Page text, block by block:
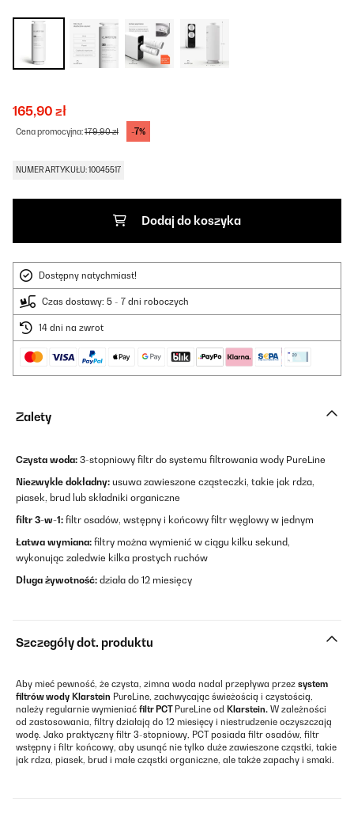
165,90 zł
Cena promocyjna:179,90 zł -7%
NUMER ARTYKUŁU: 10045517
Dodaj do koszyka
Dostępny natychmiast!
Czas dostawy: 5 - 7 dni roboczych
14 dni na zwrot
Zalety
Czysta woda: 3-stopniowy filtr do systemu filtrowania wody PureLine
Niezwykle dokładny: usuwa zawieszone cząsteczki, takie jak rdza,
piasek, brud lub składniki organiczne
filtr 3-w-1: filtr osadów, wstępny i końcowy filtr węglowy w jednym
Łatwa wymiana: filtry można wymienić w ciągu kilku sekund,
wykonując zaledwie kilka prostych ruchów
Długa żywotność: działa do 12 miesięcy
Szczegóły dot. produktu
Aby mieć pewność, że czysta, zimna woda nadal przepływa przez system
filtrów wody Klarstein PureLine, zachwycając świeżością i czystością,
należy regularnie wymieniać filtr PCT PureLine od Klarstein. W zależności
od zastosowania, filtry działają do 12 miesięcy i niestrudzenie oczyszczają
wodę. Jako praktyczny filtr 3-stopniowy, PCT posiada filtr osadów, filtr
wstępny i filtr końcowy, aby usunąć nie tylko duże zawieszone cząstki, takie
jak rdza, piasek, brud i małe cząstki organiczne, ale także zapachy i smaki.